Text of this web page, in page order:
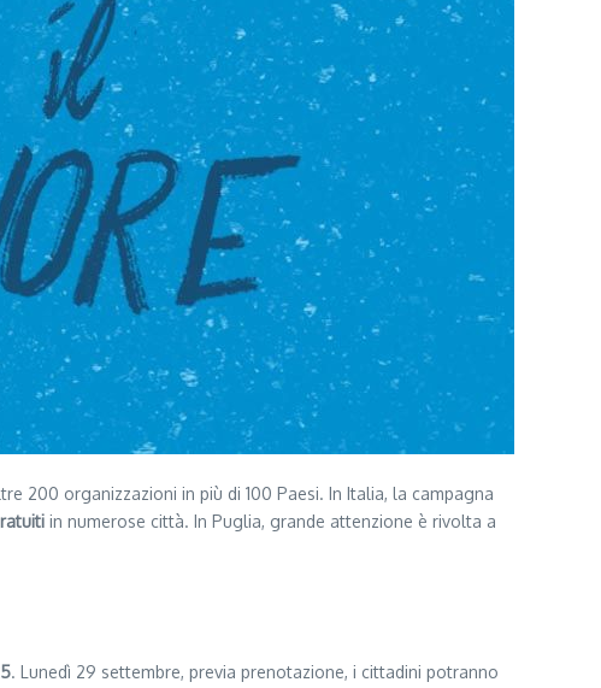
200 organizzazioni in più di 100 Paesi. In Italia, la campagna
in numerose città. In Puglia, grande attenzione è rivolta a
. Lunedì 29 settembre, previa prenotazione, i cittadini potranno